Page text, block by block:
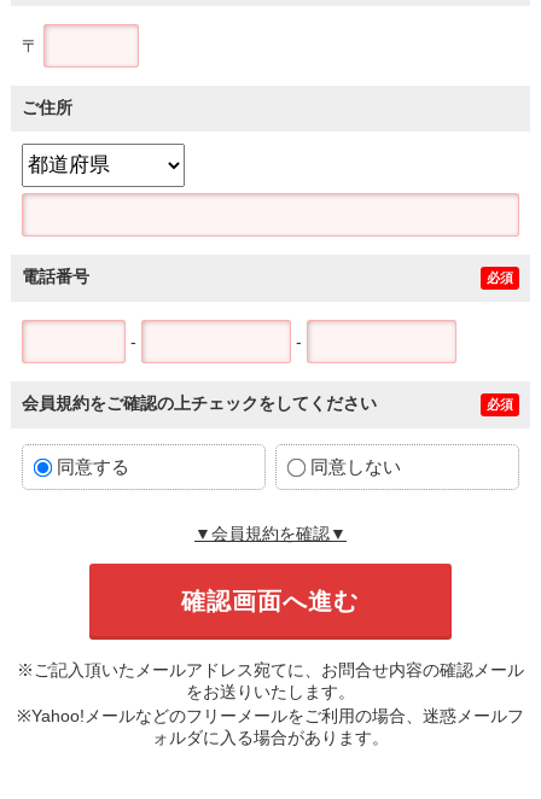
〒
ご住所
電話番号 必須
- -
会員規約をご確認の上チェックをしてください 必須
同意する 同意しない
▼会員規約を確認▼
※ご記入頂いたメールアドレス宛てに、お問合せ内容の確認メール
をお送りいたします。
※Yahoo!メールなどのフリーメールをご利用の場合、迷惑メールフ
ォルダに入る場合があります。